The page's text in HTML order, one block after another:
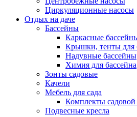
Циркуляционные насосы
Отдых на даче
Бассейны
Каркасные
Крышки, тенты для
Надувные бассейны
Химия для бассейна
Зонты садовые
Качели
Мебель для сада
Комплекты садовой
Подвесные кресла